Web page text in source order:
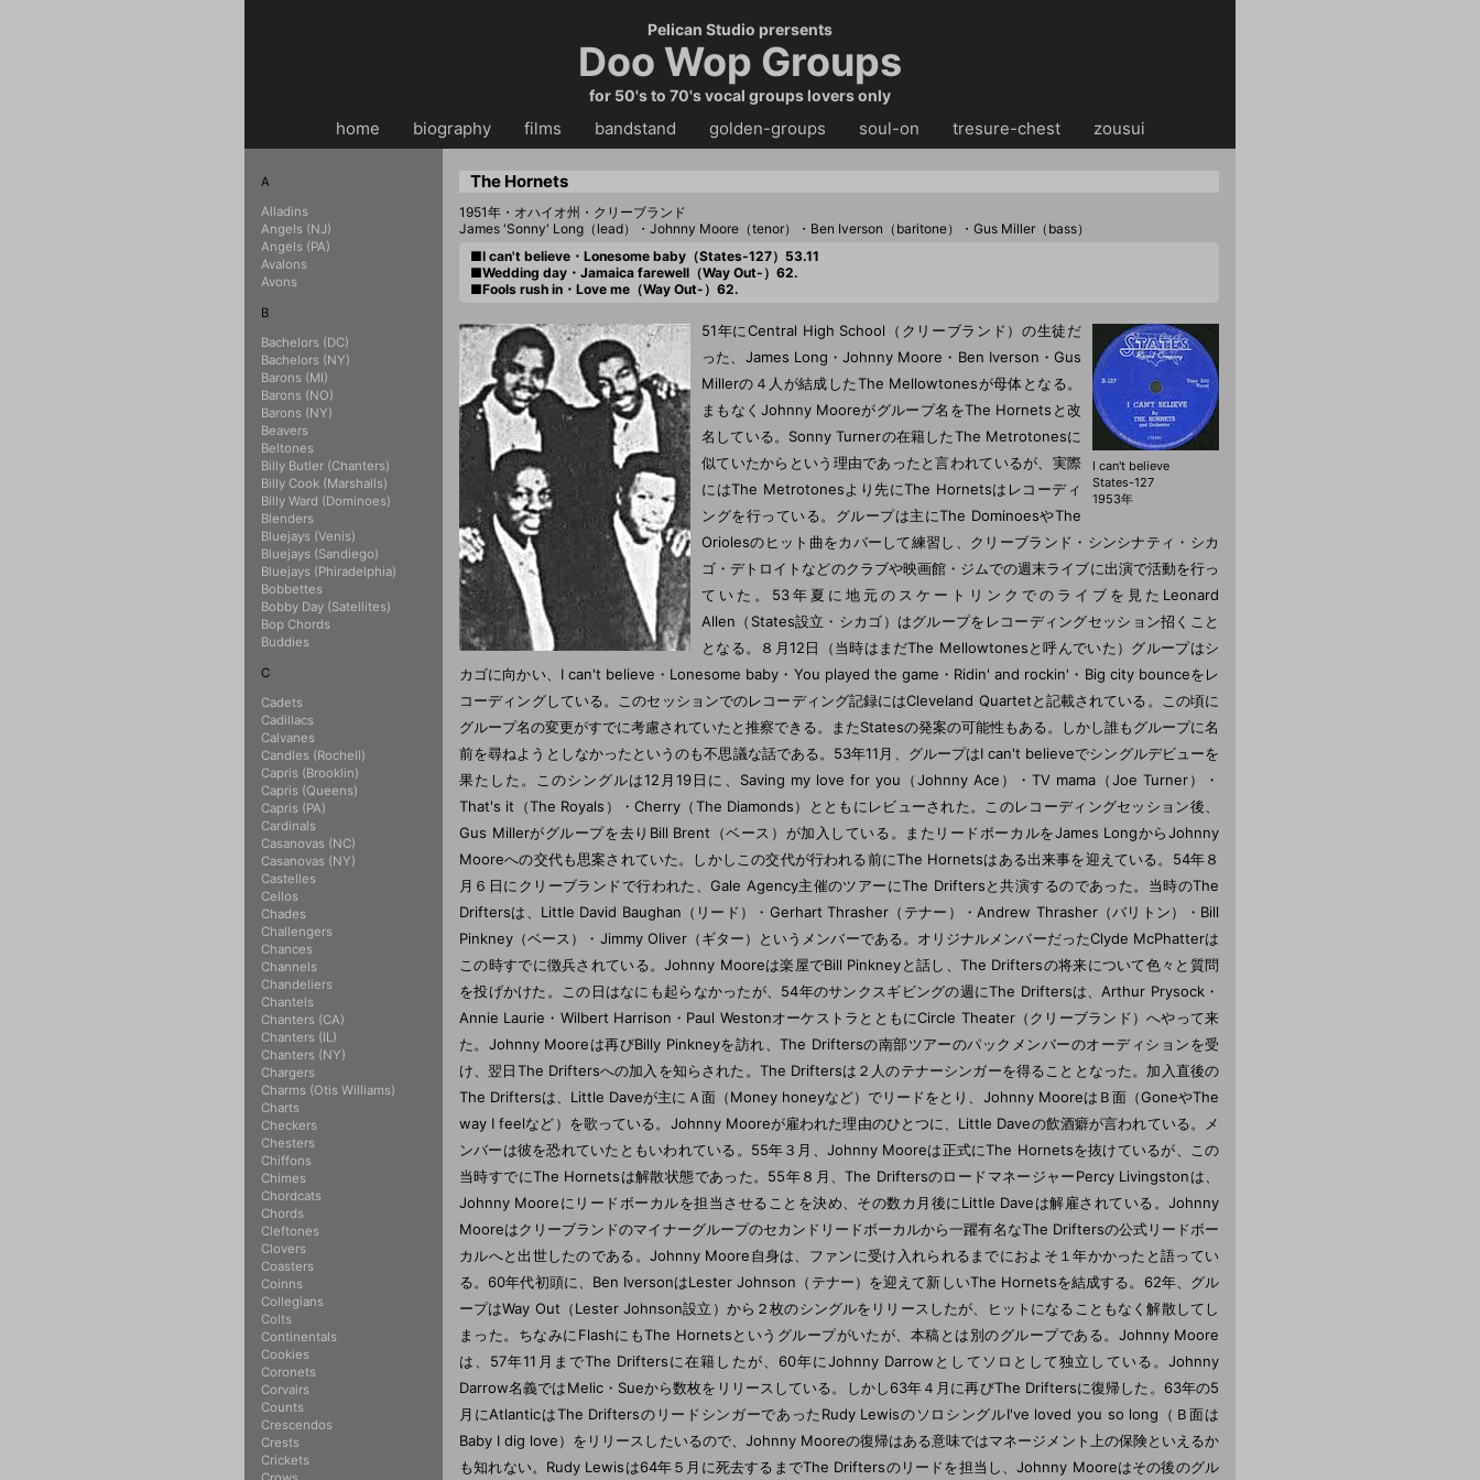
Pelican Studio prersents
Doo Wop Groups
for 50's to 70's vocal groups lovers only
home biography・・ films bandstand golden-groups soul-on tresure-chest・・ zousui
The Hornets
1951年・オハイオ州・クリーブランド
James 'Sonny' Long（lead）・Johnny Moore（tenor）・Ben Iverson（baritone）・Gus Miller（bass）
■I can't believe・Lonesome baby（States-127）53.11
■Wedding day・Jamaica farewell（Way Out-）62.
■Fools rush in・Love me（Way Out-）62.
I can't believe
States-127
1953年
51年にCentral High School（クリーブランド）の生徒だ
った、James Long・Johnny Moore・Ben Iverson・Gus
Millerの４人が結成したThe Mellowtonesが母体となる。
まもなくJohnny Mooreがグループ名をThe Hornetsと改
名している。Sonny Turnerの在籍したThe Metrotonesに
似ていたからという理由であったと言われているが、実際
にはThe Metrotonesより先にThe Hornetsはレコーディ
ングを行っている。グループは主にThe DominoesやThe
Oriolesのヒット曲をカバーして練習し、クリーブランド・シンシナティ・シカ
ゴ・デトロイトなどのクラブや映画館・ジムでの週末ライブに出演で活動を行っ
ていた。53年夏に地元のスケートリンクでのライブを見たLeonard
Allen（States設立・シカゴ）はグループをレコーディングセッション招くこと
となる。８月12日（当時はまだThe Mellowtonesと呼んでいた）グループはシ
カゴに向かい、I can't believe・Lonesome baby・You played the game・Ridin' and rockin'・Big city bounceをレ
コーディングしている。このセッションでのレコーディング記録にはCleveland Quartetと記載されている。この頃に
グループ名の変更がすでに考慮されていたと推察できる。またStatesの発案の可能性もある。しかし誰もグループに名
前を尋ねようとしなかったというのも不思議な話である。53年11月、グループはI can't believeでシングルデビューを
果たした。このシングルは12月19日に、Saving my love for you（Johnny Ace）・TV mama（Joe Turner）・
That's it（The Royals）・Cherry（The Diamonds）とともにレビューされた。このレコーディングセッション後、
Gus Millerがグループを去りBill Brent（ベース）が加入している。またリードボーカルをJames LongからJohnny
Mooreへの交代も思案されていた。しかしこの交代が行われる前にThe Hornetsはある出来事を迎えている。54年８
月６日にクリーブランドで行われた、Gale Agency主催のツアーにThe Driftersと共演するのであった。当時のThe
Driftersは、Little David Baughan（リード）・Gerhart Thrasher（テナー）・Andrew Thrasher（バリトン）・Bill
Pinkney（ベース）・Jimmy Oliver（ギター）というメンバーである。オリジナルメンバーだったClyde McPhatterは
この時すでに徴兵されている。Johnny Mooreは楽屋でBill Pinkneyと話し、The Driftersの将来について色々と質問
を投げかけた。この日はなにも起らなかったが、54年のサンクスギビングの週にThe Driftersは、Arthur Prysock・
Annie Laurie・Wilbert Harrison・Paul WestonオーケストラとともにCircle Theater（クリーブランド）へやって来
た。Johnny Mooreは再びBilly Pinkneyを訪れ、The Driftersの南部ツアーのパックメンバーのオーディションを受
け、翌日The Driftersへの加入を知らされた。The Driftersは２人のテナーシンガーを得ることとなった。加入直後の
The Driftersは、Little Daveが主にＡ面（Money honeyなど）でリードをとり、Johnny MooreはＢ面（GoneやThe
way I feelなど）を歌っている。Johnny Mooreが雇われた理由のひとつに、Little Daveの飲酒癖が言われている。メ
ンバーは彼を恐れていたともいわれている。55年３月、Johnny Mooreは正式にThe Hornetsを抜けているが、この
当時すでにThe Hornetsは解散状態であった。55年８月、The DriftersのロードマネージャーPercy Livingstonは、
Johnny Mooreにリードボーカルを担当させることを決め、その数カ月後にLittle Daveは解雇されている。Johnny
Mooreはクリーブランドのマイナーグループのセカンドリードボーカルから一躍有名なThe Driftersの公式リードボー
カルへと出世したのである。Johnny Moore自身は、ファンに受け入れられるまでにおよそ１年かかったと語ってい
る。60年代初頭に、Ben IversonはLester Johnson（テナー）を迎えて新しいThe Hornetsを結成する。62年、グル
ープはWay Out（Lester Johnson設立）から２枚のシングルをリリースしたが、ヒットになることもなく解散してし
まった。ちなみにFlashにもThe Hornetsというグループがいたが、本稿とは別のグループである。Johnny Moore
は、57年11月までThe Driftersに在籍したが、60年にJohnny Darrowとしてソロとして独立している。Johnny
Darrow名義ではMelic・Sueから数枚をリリースしている。しかし63年４月に再びThe Driftersに復帰した。63年の5
月にAtlanticはThe DriftersのリードシンガーであったRudy LewisのソロシングルI've loved you so long（Ｂ面は
Baby I dig love）をリリースしたいるので、Johnny Mooreの復帰はある意味ではマネージメント上の保険といえるか
も知れない。Rudy Lewisは64年５月に死去するまでThe Driftersのリードを担当し、Johnny Mooreはその後のグル
A
Alladins
Angels (NJ)
Angels (PA)
Avalons
Avons
B
Bachelors (DC)
Bachelors (NY)
Barons (MI)
Barons (NO)
Barons (NY)
Beavers
Beltones
Billy Butler (Chanters)
Billy Cook (Marshalls)
Billy Ward (Dominoes)
Blenders
Bluejays (Venis)
Bluejays (Sandiego)
Bluejays (Phiradelphia)
Bobbettes
Bobby Day (Satellites)
Bop Chords
Buddies
C
Cadets
Cadillacs
Calvanes
Candles (Rochell)
Capris (Brooklin)
Capris (Queens)
Capris (PA)
Cardinals
Casanovas (NC)
Casanovas (NY)
Castelles
Cellos
Chades
Challengers
Chances
Channels
Chandeliers
Chantels
Chanters (CA)
Chanters (IL)
Chanters (NY)
Chargers
Charms (Otis Williams)
Charts
Checkers
Chesters
Chiffons
Chimes
Chordcats
Chords
Cleftones
Clovers
Coasters
Coinns
Collegians
Colts
Continentals
Cookies
Coronets
Corvairs
Counts
Crescendos
Crests
Crickets